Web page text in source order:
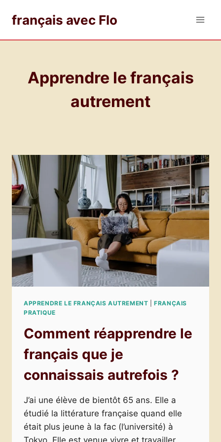
français avec Flo
Apprendre le français
autrement
APPRENDRE LE FRANÇAIS AUTREMENT |FRANÇAIS
PRATIQUE
Comment réapprendre le
français que je
connaissais autrefois ?
J’ai une élève de bientôt 65 ans. Elle a
étudié la littérature française quand elle
était plus jeune à la fac (l’université) à
Tokyo. Elle est venue vivre et travailler…